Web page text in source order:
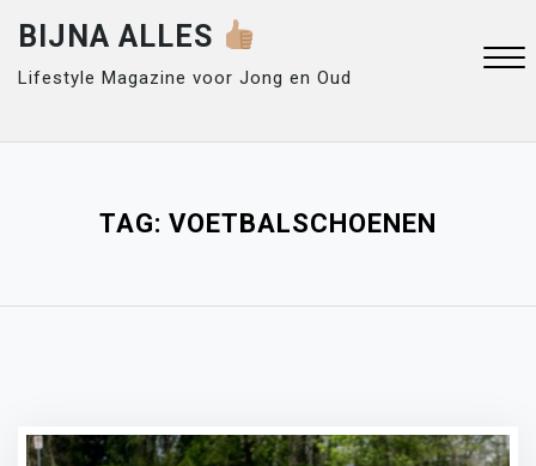
content
BIJNA ALLES
Lifestyle Magazine voor Jong en Oud
TAG: VOETBALSCHOENEN